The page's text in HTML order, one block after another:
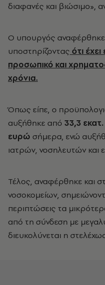
διαφανές και βιώσιμο»,
Ο υπουργός αναφέρθηκε
υποστηρίζοντας ότι
προσωπικό και
χρόνια.
Όπως είπε, ο
αυξήθηκε από 33,3
ευρώ σήμερα, ενώ
ιατρών, νοσηλευτών και
Τέλος, αναφέρθηκε και
νοσοκομείων,
περιπτώσεις τα
από τη σύνδεση με
διευκολύνεται η